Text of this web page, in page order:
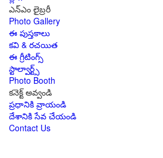
ఎన్ఎం లైబ్రరీ
Photo Gallery
ఈ పుస్తకాలు
కవి & రచయిత
ఈ గ్రీటింగ్స్
స్టాల్వార్ట్స్
Photo Booth
కనెక్ట్ అవ్వండి
ప్రధానికి వ్రాయండి
దేశానికి సేవ చేయండి
Contact Us